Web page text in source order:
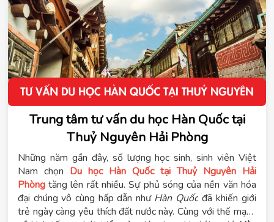
Trung tâm tư vấn du học Hàn Quốc tại
Thuỷ Nguyên Hải Phòng
Những năm gần đây, số lượng học sinh, sinh viên Việt
Nam chọn Du học Hàn Quốc tại Thuỷ Nguyên Hải
Phòng tăng lên rất nhiều. Sự phủ sóng của nền văn hóa
đại chúng vô cùng hấp dẫn như Hàn Quốc đã khiến giới
trẻ ngày càng yêu thích đất nước này. Cùng với thế mạnh